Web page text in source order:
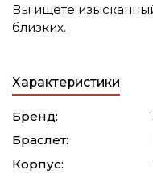
Вы ищете
близких.
Характеристики
Бренд:
Браслет:
Корпус: